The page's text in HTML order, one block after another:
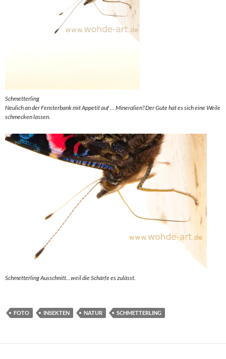
Schmetterling
Neulich an der Fensterbank mit Appetit auf … Mineralien? Der Gute hat es sich eine Weile
schmecken lassen.
Schmetterling Ausschnitt…weil die Schärfe es zulässt.
FOTO INSEKTEN NATUR SCHMETTERLING